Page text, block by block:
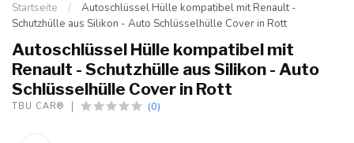
Startseite /
Autoschlüssel Hülle kompatibel mit Renault -
Schutzhülle aus Silikon - Auto Schlüsselhülle Cover in Rott
Autoschlüssel Hülle kompatibel mit
Renault - Schutzhülle aus Silikon - Auto
Schlüsselhülle Cover in Rott
TBU CAR® (0)